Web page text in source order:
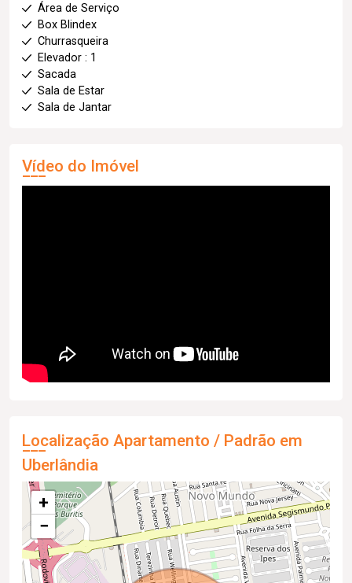
Área de Serviço
Box Blindex
Churrasqueira
Elevador : 1
Sacada
Sala de Estar
Sala de Jantar
Vídeo do Imóvel
Localização Apartamento / Padrão em
Uberlândia
+
−